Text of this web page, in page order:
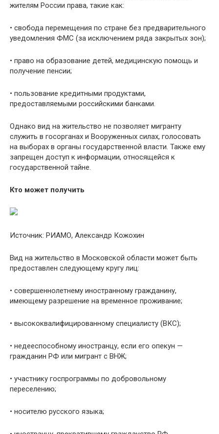
жителям России права, такие как:
• свобода перемещения по стране без предварительного
уведомления ФМС (за исключением ряда закрытых зон);
• право на образование детей, медицинскую помощь и
получение пенсии;
• пользование кредитными продуктами,
предоставляемыми российскими банками.
Однако вид на жительство не позволяет мигранту
служить в госорганах и Вооруженных силах, голосовать
на выборах в органы государственной власти. Также ему
запрещен доступ к информации, относящейся к
государственной тайне.
Кто может получить
Источник: РИАМО, Александр Кожохин
Вид на жительство в Московской области может быть
предоставлен следующему кругу лиц:
• совершеннолетнему иностранному гражданину,
имеющему разрешение на временное проживание;
• высококвалифицированному специалисту (ВКС);
• недееспособному иностранцу, если его опекун —
гражданин РФ или мигрант с ВНЖ;
• участнику госпрограммы по добровольному
переселению;
• носителю русского языка;